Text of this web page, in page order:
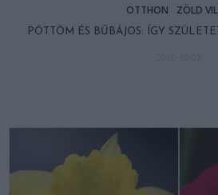
OTTHON ZÖLD
PÖTTÖM ÉS BŰBÁJOS: ÍGY